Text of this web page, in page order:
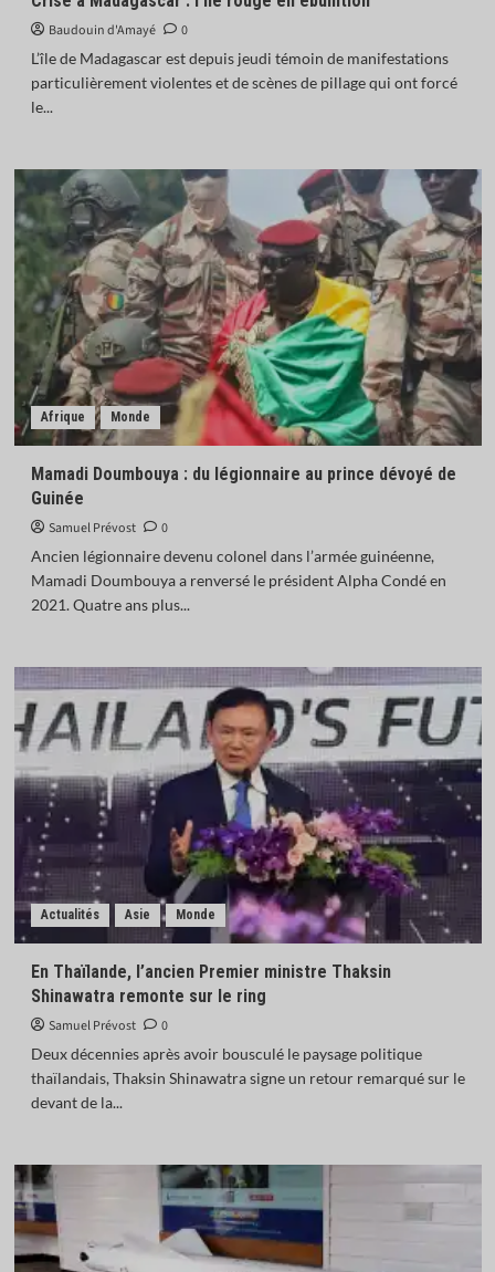
Baudouin d'Amayé
0
L’île de Madagascar est depuis jeudi témoin de manifestations
particulièrement violentes et de scènes de pillage qui ont forcé
le...
Afrique Monde
Mamadi Doumbouya : du légionnaire au prince dévoyé de
Guinée
Samuel Prévost
0
Ancien légionnaire devenu colonel dans l’armée guinéenne,
Mamadi Doumbouya a renversé le président Alpha Condé en
2021. Quatre ans plus...
Actualités Asie Monde
En Thaïlande, l’ancien Premier ministre Thaksin
Shinawatra remonte sur le ring
Samuel Prévost
0
Deux décennies après avoir bousculé le paysage politique
thaïlandais, Thaksin Shinawatra signe un retour remarqué sur le
devant de la...